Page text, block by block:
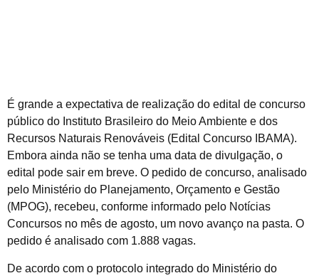
É grande a expectativa de realização do edital de concurso
público do Instituto Brasileiro do Meio Ambiente e dos
Recursos Naturais Renováveis (Edital Concurso IBAMA).
Embora ainda não se tenha uma data de divulgação, o
edital pode sair em breve. O pedido de concurso, analisado
pelo Ministério do Planejamento, Orçamento e Gestão
(MPOG), recebeu, conforme informado pelo Notícias
Concursos no mês de agosto, um novo avanço na pasta. O
pedido é analisado com 1.888 vagas.
De acordo com o protocolo integrado do Ministério do